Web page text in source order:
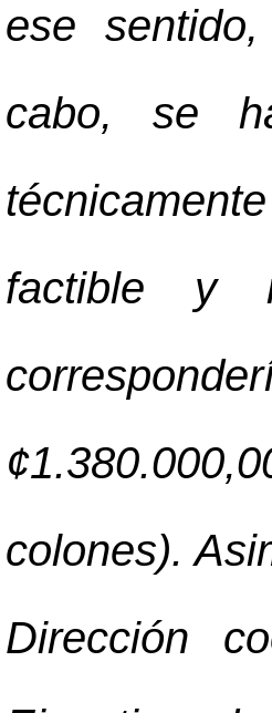
ese
cabo, se
factible y
colones).
Dirección